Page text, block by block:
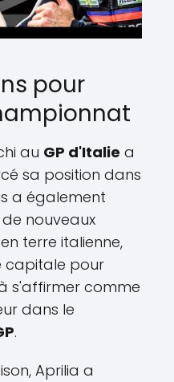
pour
au GP d'Italie a
sa position dans
a également
nouveaux
terre italienne,
capitale pour
s'affirmer comme
dans le
.
Aprilia a